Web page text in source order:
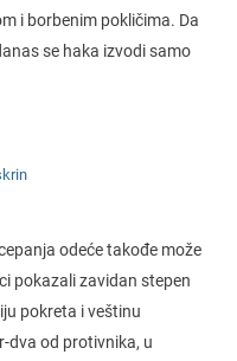
i borbenim pokličima. Da
se haka izvodi samo
odeće takođe može
pokazali zavidan stepen
pokreta i veštinu
dva od protivnika, u